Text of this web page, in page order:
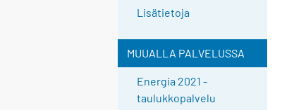
Lisätietoja
MUUALLA PALVELUSSA
Energia 2021 -
taulukkopalvelu